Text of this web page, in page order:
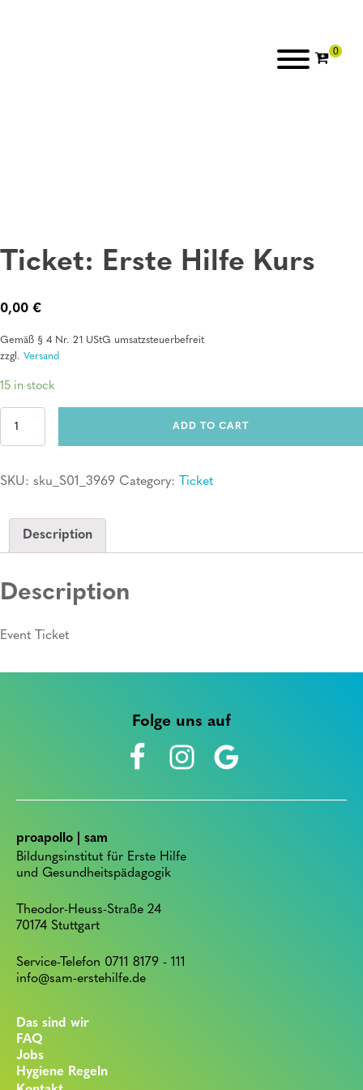
Ticket: Erste Hilfe Kurs
0,00 €
Gemäß § 4 Nr. 21 UStG umsatzsteuerbefreit
zzgl. Versand
15 in stock
Ticket:
quantity
ADD TO CART
SKU: sku_S01_3969 Category: Ticket
Description
Description
Event Ticket
Folge uns auf
proapollo | sam
Bildungsinstitut für Erste Hilfe
und Gesundheitspädagogik
Theodor-Heuss-Straße 24
70174 Stuttgart
Service-Telefon 0711 8179 - 111
info@sam-erstehilfe.de
Das sind wir
FAQ
Jobs
Hygiene Regeln